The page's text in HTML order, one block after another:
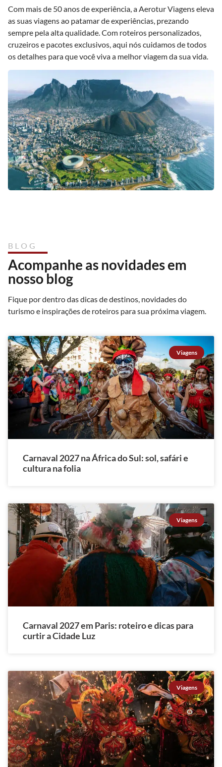
Com mais de 50 anos de experiência, a Aerotur Viagens eleva
as suas viagens ao patamar de experiências, prezando
sempre pela alta qualidade. Com roteiros personalizados,
cruzeiros e pacotes exclusivos, aqui nós cuidamos de todos
os detalhes para que você viva a melhor viagem da sua vida.
BLOG
Acompanhe as novidades em
nosso blog
Fique por dentro das dicas de destinos, novidades do
turismo e inspirações de roteiros para sua próxima viagem.
Viagens
Carnaval 2027 na África do Sul: sol, safári e
cultura na folia
Viagens
Carnaval 2027 em Paris: roteiro e dicas para
curtir a Cidade Luz
Viagens